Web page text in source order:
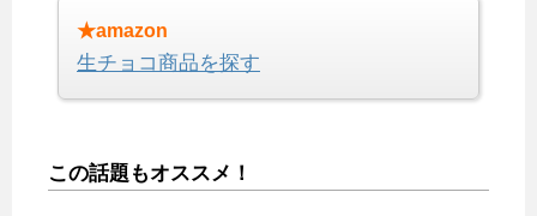
★amazon
生チョコ商品を探す
この話題もオススメ！